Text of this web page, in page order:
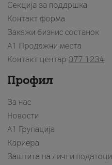
Секција за поддршка
Контакт форма
Закажи бизнис состанок
A1 Продажни места
Контакт центар 077 1234
Профил
За нас
Новости
А1 Групација
Кариера
Заштита на лични податоци